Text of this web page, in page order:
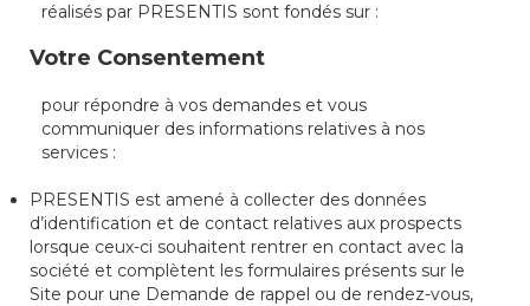
réalisés par PRESENTIS sont fondés sur :
Votre Consentement
pour répondre à vos demandes et vous
communiquer des informations relatives à nos
services :
PRESENTIS est amené à collecter des données
d’identification et de contact relatives aux prospects
lorsque ceux-ci souhaitent rentrer en contact avec la
société et complètent les formulaires présents sur le
Site pour une Demande de rappel ou de rendez-vous,